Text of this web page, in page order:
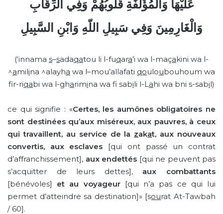
عَلَيْهَا وَالْمُؤَلَّفَةِ قُلُوبُهُمْ وَفِي الرِّقَابِ
وَالْغَارِمِينَ وَفِي سَبِيلِ اللّهِ وَابْنِ السَّبِيلِ
(‘innama s–sadaqatou li l-fuqara’i wa l-maçakini wa l-
^amilina ^alayha wa l–mou’allafati qouloubouhoum wa
fir-riqabi wa l-gharimina wa f sabili l-Lahi wa bni s-sabil)
ce qui signifie : «Certes, les aumônes obligatoires ne
sont destinées qu’aux miséreux, aux pauvres, à ceux
qui travaillent, au service de la zakat, aux nouveaux
convertis, aux esclaves [qui ont passé un contrat
d’affranchissement], aux endettés [qui ne peuvent pas
s’acquitter de leurs dettes], aux combattants
[bénévoles] et au voyageur [qui n’a pas ce qui lui
permet d’atteindre sa destination]» [sourat At-Tawbah
/ 60].